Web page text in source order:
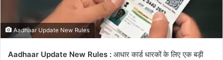
Aadhaar Update New Rules
Aadhaar Update New Rules : आधार कार्ड धारकों के लिए एक बड़ी